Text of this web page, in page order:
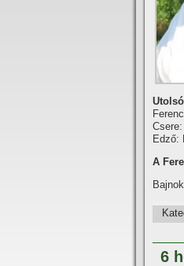
Edző:
A
6